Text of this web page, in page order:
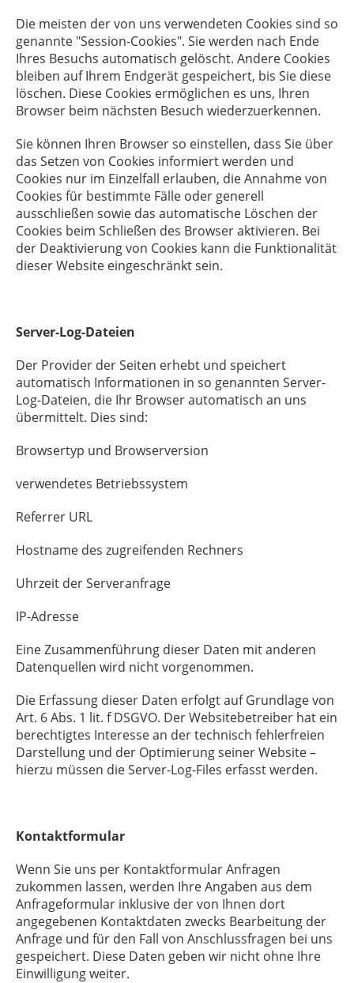
Die meisten der von uns verwendeten Cookies sind so
genannte "Session-Cookies". Sie werden nach Ende
Ihres Besuchs automatisch gelöscht. Andere Cookies
bleiben auf Ihrem Endgerät gespeichert, bis Sie diese
löschen. Diese Cookies ermöglichen es uns, Ihren
Browser beim nächsten Besuch wiederzuerkennen.
Sie können Ihren Browser so einstellen, dass Sie über
das Setzen von Cookies informiert werden und
Cookies nur im Einzelfall erlauben, die Annahme von
Cookies für bestimmte Fälle oder generell
ausschließen sowie das automatische Löschen der
Cookies beim Schließen des Browser aktivieren. Bei
der Deaktivierung von Cookies kann die Funktionalität
dieser Website eingeschränkt sein.
Server-Log-Dateien
Der Provider der Seiten erhebt und speichert
automatisch Informationen in so genannten Server-
Log-Dateien, die Ihr Browser automatisch an uns
übermittelt. Dies sind:
Browsertyp und Browserversion
verwendetes Betriebssystem
Referrer URL
Hostname des zugreifenden Rechners
Uhrzeit der Serveranfrage
IP-Adresse
Eine Zusammenführung dieser Daten mit anderen
Datenquellen wird nicht vorgenommen.
Die Erfassung dieser Daten erfolgt auf Grundlage von
Art. 6 Abs. 1 lit. f DSGVO. Der Websitebetreiber hat ein
berechtigtes Interesse an der technisch fehlerfreien
Darstellung und der Optimierung seiner Website –
hierzu müssen die Server-Log-Files erfasst werden.
Kontaktformular
Wenn Sie uns per Kontaktformular Anfragen
zukommen lassen, werden Ihre Angaben aus dem
Anfrageformular inklusive der von Ihnen dort
angegebenen Kontaktdaten zwecks Bearbeitung der
Anfrage und für den Fall von Anschlussfragen bei uns
gespeichert. Diese Daten geben wir nicht ohne Ihre
Einwilligung weiter.